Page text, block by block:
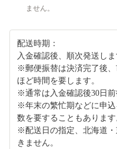
ません。
配送時期：
入金確認後、順次発送しま
※郵便振替は決済完了後
ほど時間を要します。
※通常は入金確認後30日前
※年末の繁忙期などに申
数を要することもあります
※配送日の指定、北海道
きません。